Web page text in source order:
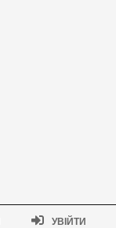
УВІЙТИ